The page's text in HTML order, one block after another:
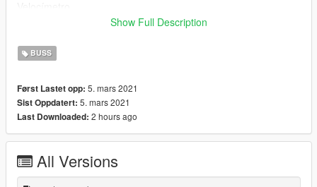
Instrução de instalação dentro do arquivo.
Encontrou problemas? Avise!
Features
-Dials work.
-Breakable glasses
-Middle doors works
etc
Show Full Description
BUSS
Først Lastet opp: 5. mars 2021
Sist Oppdatert: 5. mars 2021
Last Downloaded: 2 hours ago
All Versions